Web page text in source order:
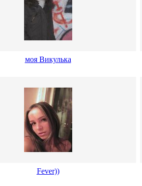
моя Викулька
Fever))